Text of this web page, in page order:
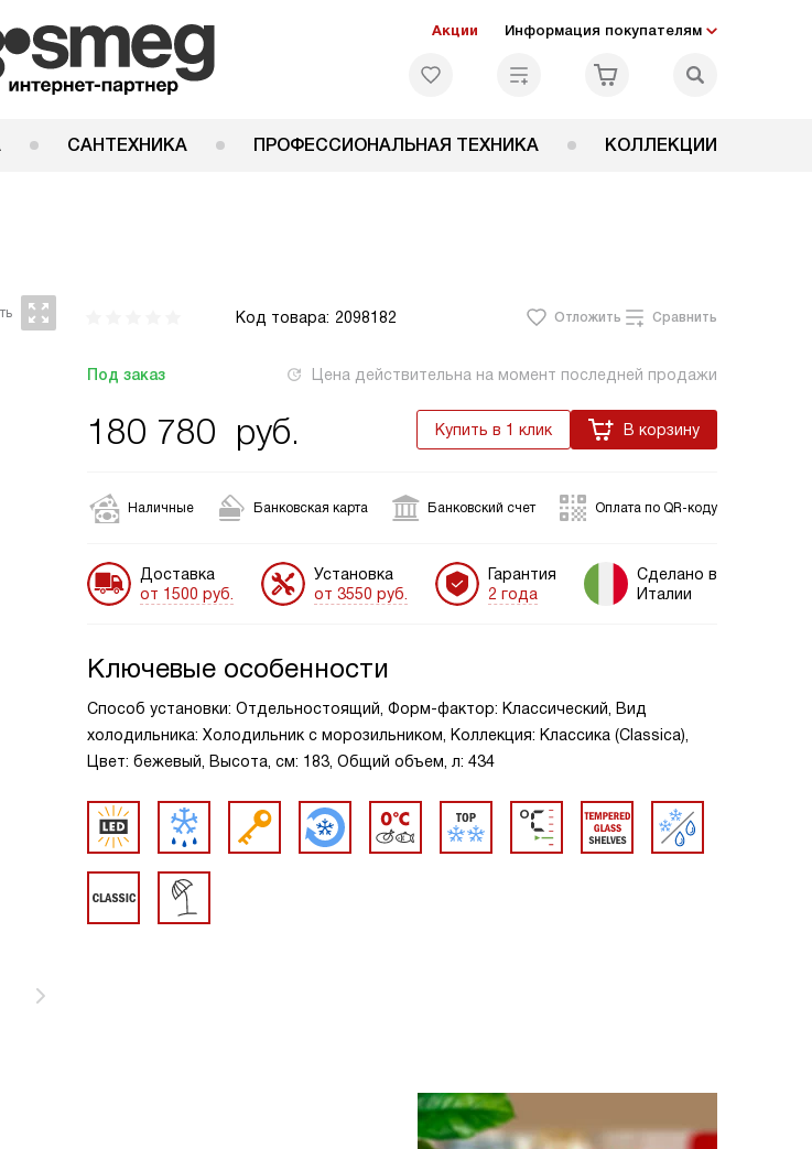
Акции Информация покупателям
САНТЕХНИКА ПРОФЕССИОНАЛЬНАЯ ТЕХНИКА КОЛЛЕКЦИИ
Код товара: 2098182 Отложить Сравнить
Под заказ Цена действительна на момент последней продажи
180 780 руб. Купить в 1 клик В корзину
Наличные Банковская карта Банковский счет Оплата по QR-коду
Доставка
от 1500 руб.
Установка
от 3550 руб.
Гарантия
2 года
Сделано в
Италии
Ключевые особенности
Способ установки: Отдельностоящий, Форм-фактор: Классический, Вид
холодильника: Холодильник с морозильником, Коллекция: Классика (Classica),
Цвет: бежевый, Высота, см: 183, Общий объем, л: 434